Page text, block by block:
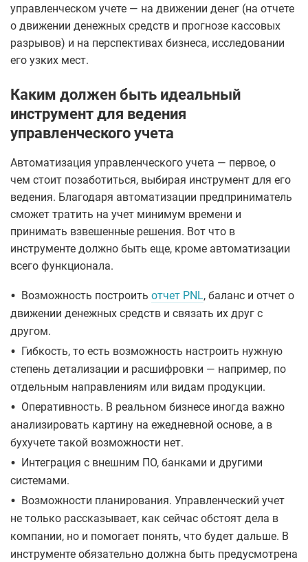
управленческом учете — на движении денег (на отчете
о движении денежных средств и прогнозе кассовых
разрывов) и на перспективах бизнеса, исследовании
его узких мест.
Каким должен быть идеальный
инструмент для ведения
управленческого учета
Автоматизация управленческого учета — первое, о
чем стоит позаботиться, выбирая инструмент для его
ведения. Благодаря автоматизации предприниматель
сможет тратить на учет минимум времени и
принимать взвешенные решения. Вот что в
инструменте должно быть еще, кроме автоматизации
всего функционала.
• Возможность построить отчет PNL, баланс и отчет о
движении денежных средств и связать их друг с
другом.
•
Гибкость, то есть возможность настроить нужную
степень детализации и расшифровки — например, по
отдельным направлениям или видам продукции.
• Оперативность. В реальном бизнесе иногда важно
анализировать картину на ежедневной основе, а в
бухучете такой возможности нет.
•
Интеграция с внешним ПО, банками и другими
системами.
• Возможности планирования. Управленческий учет
не только рассказывает, как сейчас обстоят дела в
компании, но и помогает понять, что будет дальше. В
инструменте обязательно должна быть предусмотрена